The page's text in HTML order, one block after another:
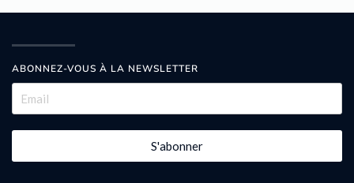
ABONNEZ-VOUS À LA NEWSLETTER
S'abonner